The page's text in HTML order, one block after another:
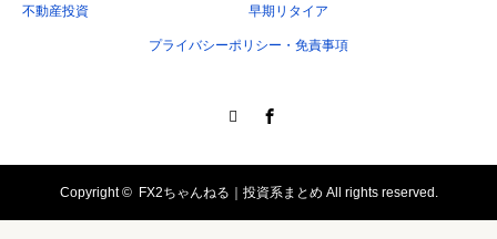
不動産投資
早期リタイア
プライバシーポリシー・免責事項
Copyright © FX2ちゃんねる｜投資系まとめ All rights reserved.